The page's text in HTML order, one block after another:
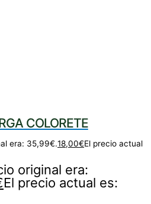
COLORETE
era: 35,99€.18,00€El precio actual
original era:
El precio actual es: